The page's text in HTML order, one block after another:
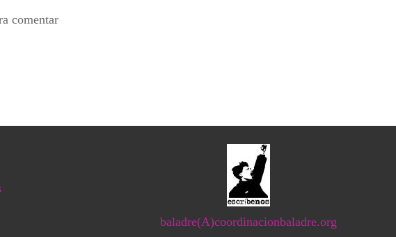
en el mundo y en el Estado Español, y la objeción fiscal como desobediencia
comentar
baladre(A)coordinacionbaladre.org